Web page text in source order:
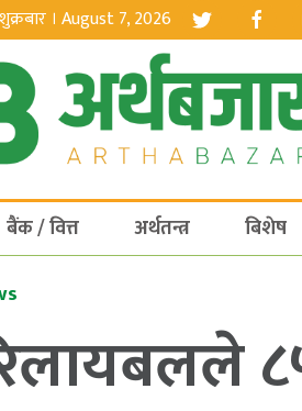
। August 7, 2026
बैंक / वित्त अर्थतन्त्र बिशेष